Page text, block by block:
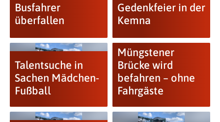
Busfahrer
überfallen
Gedenkfeier in der
Kemna
Talentsuche in
Sachen Mädchen-
Fußball
Müngstener
Brücke wird
befahren – ohne
Fahrgäste